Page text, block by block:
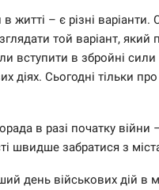
житті – є різні варіанти.
той варіант, який
вступити в збройні сили
діях. Сьогодні тільки
в разі початку війни
швидше забратися з
день військових дій в